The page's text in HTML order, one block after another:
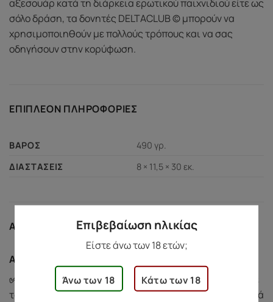
αξεσουάρ κατά τη διάρκεια ερωτικού παιχνιδιού είτε ως
σόλο δράση, τα δονητές DELTACLUB © μπορούν να
χρησιμοποιηθούν με πολλούς τρόπους και να σας
οδηγήσουν στην κορύφωση.
ΕΠΙΠΛΈΟΝ ΠΛΗΡΟΦΟΡΊΕΣ
ΒΆΡΟΣ
490 γρ.
ΔΙΑΣΤΆΣΕΙΣ
8 × 11,5 × 30 εκ.
ΑΣΦΆΛΕΙΑ ΑΓΟΡΏΝ
Ασφάλεια Αγορών
✅ Προστασία Αγοράς:Αν υπάρξει κάποιο πρόβλημα με
το προϊόν σας (π.χ. ελαττωματικό ή κατεστραμμένο κατά
Επιβεβαίωση ηλικίας
Είστε άνω των 18 ετών;
Άνω των 18 Κάτω των 18